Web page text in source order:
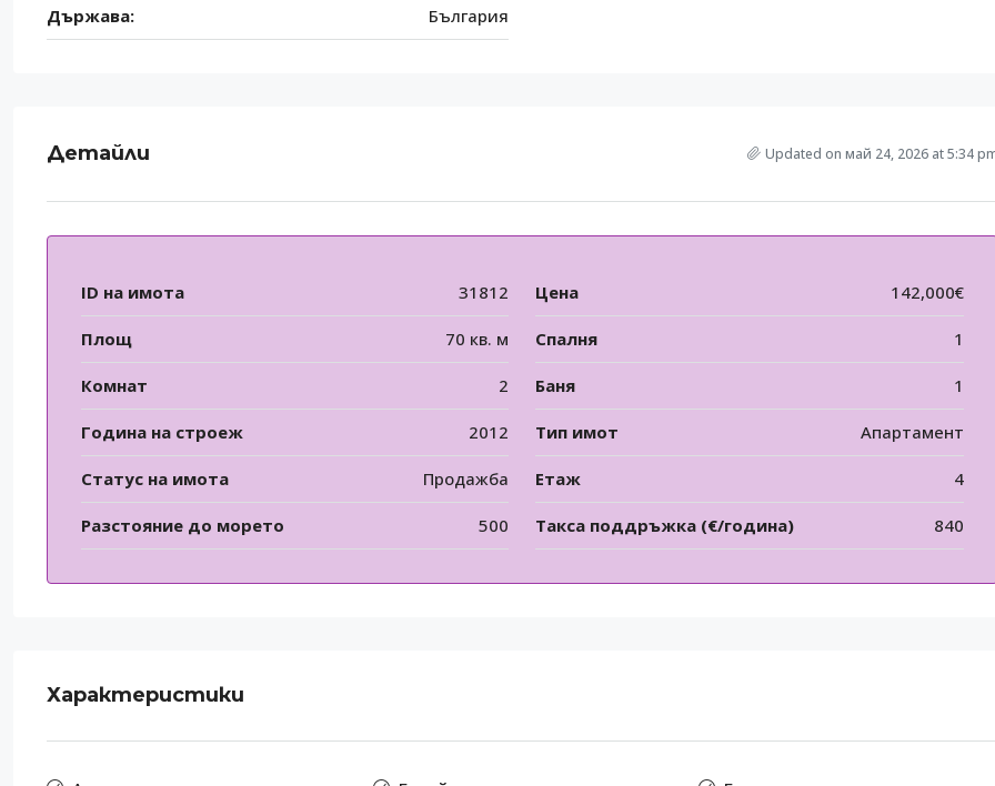
Държава: България
Детайли Updated on май 24, 2026 at 5:34
ID на имота 31812 Цена 142,000€
Площ 70 кв. м Спалня 1
Комнат 2 Баня 1
Година на строеж 2012 Тип имот Апартамент
Статус на имота Продажба Етаж 4
Разстояние до морето 500 Такса поддръжка (€/година) 840
Характеристики